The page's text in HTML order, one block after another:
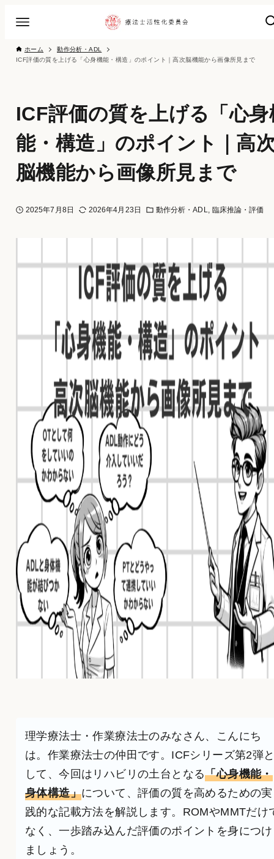
ホーム
動作分析・ADL
ICF評価の質を上げる「心身機能・構造」のポイント｜高次脳機能から画像所見まで
ICF評価の質を上げる「心身
能・構造」のポイント｜高
脳機能から画像所見まで
2025年7月8日 2026年4月23日 動作分析・ADL 臨床推論・評価
理学療法士・作業療法士のみなさん、こんにち
は。作業療法士の仲田です。ICFシリーズ第2弾
して、今回はリハビリの土台となる「心身機能・
身体構造」について、評価の質を高めるための実
践的な記載方法を解説します。ROMやMMTだけ
なく、一歩踏み込んだ評価のポイントを身につけ
ましょう。